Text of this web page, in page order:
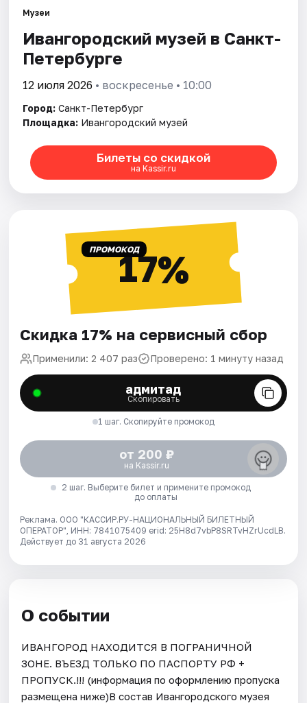
Города
Площадки
Рейтинги
Музеи
Ивангородский музей в Санкт-
Петербурге
12 июля 2026 • воскресенье • 10:00
Город: Санкт-Петербург
Площадка: Ивангородский музей
Билеты со скидкой
на Kassir.ru
ПРОМОКОД17%
Скидка 17% на сервисный сбор
Применили: 2 407 раз Проверено: 1 минуту назад
адмитад
Скопировать
1 шаг. Скопируйте промокод
от 200 ₽
на Kassir.ru
2 шаг. Выберите билет и примените промокод
до оплаты
Реклама. ООО "КАССИР.РУ-НАЦИОНАЛЬНЫЙ БИЛЕТНЫЙ
ОПЕРАТОР", ИНН: 7841075409 erid: 25H8d7vbP8SRTvHZrUcdLB.
Действует до 31 августа 2026
О событии
ИВАНГОРОД НАХОДИТСЯ В ПОГРАНИЧНОЙ
ЗОНЕ. ВЪЕЗД ТОЛЬКО ПО ПАСПОРТУ РФ +
ПРОПУСК.!!! (информация по оформлению пропуска
размещена ниже)В состав Ивангородского музея